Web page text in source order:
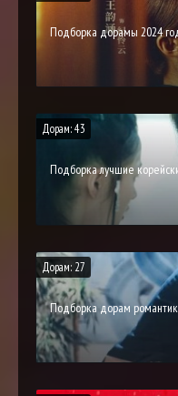
Подборка дорамы 2024
Дорам: 43
Подборка лучшие
Дорам: 27
Подборка дорам